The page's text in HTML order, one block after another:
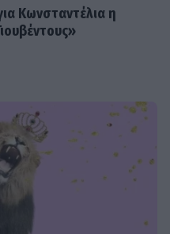
Κωνσταντέλια η